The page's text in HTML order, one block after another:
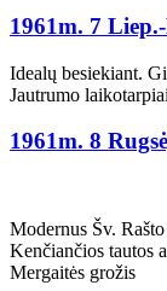
1961m. 7
Idealų besiekiant.
Jautrumo
1961m. 8
Modernus Šv.
Kenčiančios tautos
Mergaitės grožis